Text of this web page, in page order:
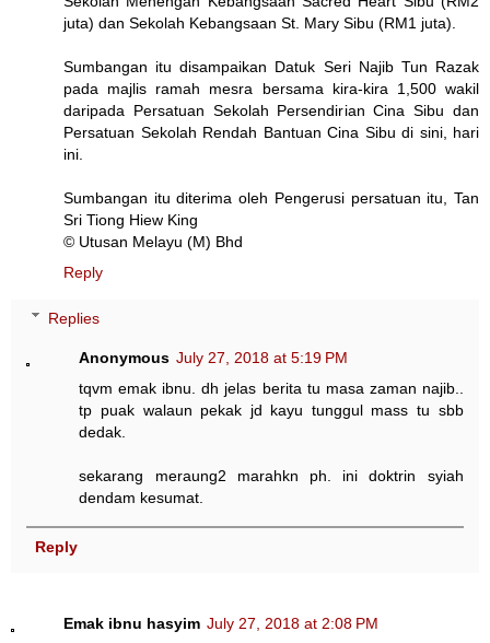
juta) dan Sekolah Kebangsaan St. Mary Sibu (RM1 juta).
Sumbangan itu disampaikan Datuk Seri Najib Tun Razak
pada majlis ramah mesra bersama kira-kira 1,500 wakil
daripada Persatuan Sekolah Persendirian Cina Sibu dan
Persatuan Sekolah Rendah Bantuan Cina Sibu di sini, hari
ini.
Sumbangan itu diterima oleh Pengerusi persatuan itu, Tan
Sri Tiong Hiew King
© Utusan Melayu (M) Bhd
Reply
Replies
Anonymous July 27, 2018 at 5:19 PM
tqvm emak ibnu. dh jelas berita tu masa zaman najib..
tp puak walaun pekak jd kayu tunggul mass tu sbb
dedak.
sekarang meraung2 marahkn ph. ini doktrin syiah
dendam kesumat.
Reply
Emak ibnu hasyim July 27, 2018 at 2:08 PM